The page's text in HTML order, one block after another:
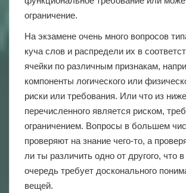
ограничение.
На экзамене очень много вопросов
куча слов и распредели их в
ячейки по различным признакам,
компоненты логического или
риски или требования. Или что из ниже
перечисленного является риском,
ограничением. Вопросы в большем
проверяют на знание чего-то, а
ли ты различить одно от другого, что
очередь требует досконального
вещей.